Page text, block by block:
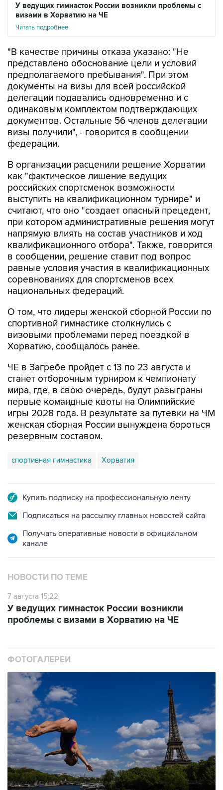
У ведущих гимнасток России возникли проблемы с
визами в Хорватию на ЧЕ
Читать подробнее
"В качестве причины отказа указано: "Не
представлено обоснование цели и условий
предполагаемого пребывания". При этом
документы на визы для всей российской
делегации подавались одновременно и с
одинаковым комплектом подтверждающих
документов. Остальные 56 членов делегации
визы получили", - говорится в сообщении
федерации.
В организации расценили решение Хорватии
как "фактическое лишение ведущих
российских спортсменок возможности
выступить на квалификационном турнире" и
считают, что оно "создает опасный прецедент,
при котором административные решения могут
напрямую влиять на состав участников и ход
квалификационного отбора". Также, говорится
в сообщении, решение ставит под вопрос
равные условия участия в квалификационных
соревнованиях для спортсменов всех
национальных федераций.
О том, что лидеры женской сборной России по
спортивной гимнастике столкнулись с
визовыми проблемами перед поездкой в
Хорватию, сообщалось ранее.
ЧЕ в Загребе пройдет с 13 по 23 августа и
станет отборочным турниром к чемпионату
мира, где, в свою очередь, будут разыграны
первые командные квоты на Олимпийские
игры 2028 года. В результате за путевки на ЧМ
женская сборная России вынуждена бороться
резервным составом.
спортивная гимнастика Хорватия
Купить подписку на профессиональную ленту
Подписаться на рассылку главных новостей сайта
Получать оперативные новости в официальном
канале
НОВОСТИ ПО ТЕМЕ
7 августа 15:22
У ведущих гимнасток России возникли
проблемы с визами в Хорватию на ЧЕ
ФОТОГАЛЕРЕИ